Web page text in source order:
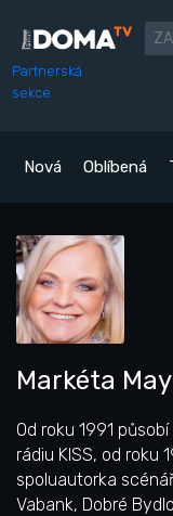
Partnerská
sekce
Nová Oblíbená
Markéta
Od roku 1991
rádiu KISS, od roku
spoluautorka
Vabank, Dobré